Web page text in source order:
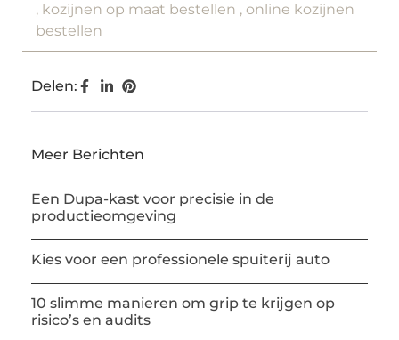
, kozijnen op maat bestellen , online kozijnen
bestellen
Delen:
Meer Berichten
Een Dupa-kast voor precisie in de
productieomgeving
Kies voor een professionele spuiterij auto
10 slimme manieren om grip te krijgen op
risico’s en audits